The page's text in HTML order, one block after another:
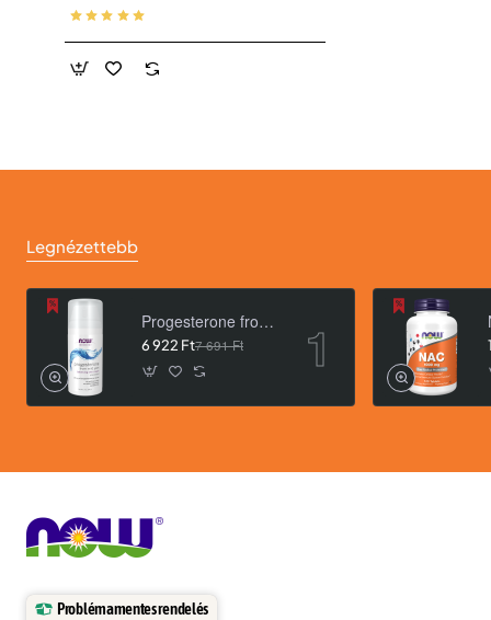
Legnézettebb
Progesterone from Wild Yam Balancing Skin Cream- 3 oz. /85 g/
6 922 Ft7 691 Ft
Problémamentes rendelés